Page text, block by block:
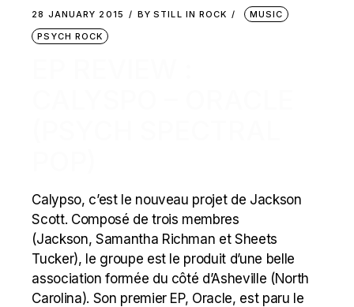
28 JANUARY 2015 BY STILL IN ROCK
MUSIC
PSYCH ROCK
Calypso, c’est le nouveau projet de Jackson
Scott. Composé de trois membres
(Jackson, Samantha Richman et Sheets
Tucker), le groupe est le produit d’une belle
association formée du côté d’Asheville (North
Carolina). Son premier EP, Oracle, est paru le